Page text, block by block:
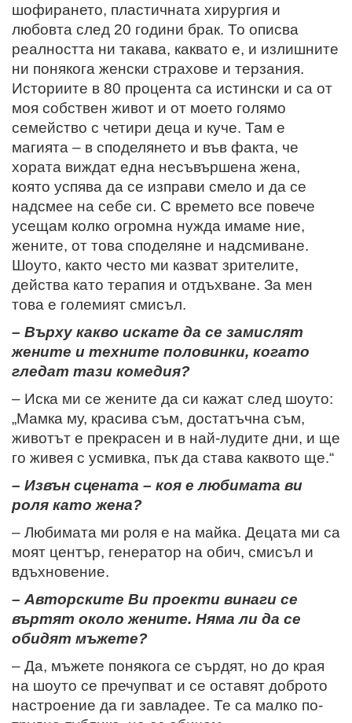
шофирането, пластичната хирургия и
любовта след 20 години брак. То описва
реалността ни такава, каквато е, и излишните
ни понякога женски страхове и терзания.
Историите в 80 процента са истински и са от
моя собствен живот и от моето голямо
семейство с четири деца и куче. Там е
магията – в споделянето и във факта, че
хората виждат една несъвършена жена,
която успява да се изправи смело и да се
надсмее на себе си. С времето все повече
усещам колко огромна нужда имаме ние,
жените, от това споделяне и надсмиване.
Шоуто, както често ми казват зрителите,
действа като терапия и отдъхване. За мен
това е големият смисъл.
– Върху какво искате да се замислят
жените и техните половинки, когато
гледат тази комедия?
– Иска ми се жените да си кажат след шоуто:
„Мамка му, красива съм, достатъчна съм,
животът е прекрасен и в най-лудите дни, и ще
го живея с усмивка, пък да става каквото ще.“
– Извън сцената – коя е любимата ви
роля като жена?
– Любимата ми роля е на майка. Децата ми са
моят център, генератор на обич, смисъл и
вдъхновение.
– Авторските Ви проекти винаги се
въртят около жените. Няма ли да се
обидят мъжете?
– Да, мъжете понякога се сърдят, но до края
на шоуто се пречупват и се оставят доброто
настроение да ги завладее. Те са малко по-